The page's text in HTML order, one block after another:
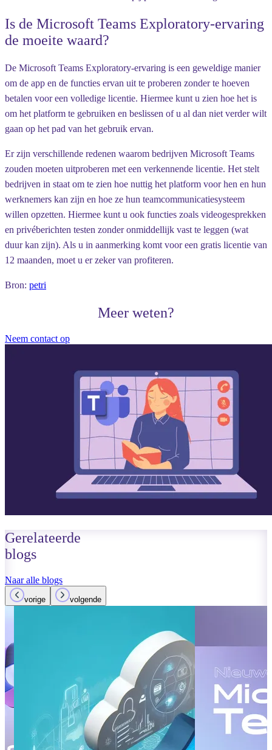
Is de Microsoft Teams Exploratory-ervaring
de moeite waard?
De Microsoft Teams Exploratory-ervaring is een geweldige manier
om de app en de functies ervan uit te proberen zonder te hoeven
betalen voor een volledige licentie. Hiermee kunt u zien hoe het is
om het platform te gebruiken en beslissen of u al dan niet verder wilt
gaan op het pad van het gebruik ervan.
Er zijn verschillende redenen waarom bedrijven Microsoft Teams
zouden moeten uitproberen met een verkennende licentie. Het stelt
bedrijven in staat om te zien hoe nuttig het platform voor hen en hun
werknemers kan zijn en hoe ze hun teamcommunicatiesysteem
willen opzetten. Hiermee kunt u ook functies zoals videogesprekken
en privéberichten testen zonder onmiddellijk vast te leggen (wat
duur kan zijn). Als u in aanmerking komt voor een gratis licentie van
12 maanden, moet u er zeker van profiteren.
Bron: petri
Meer weten?
Neem contact op
Gerelateerde
blogs
Naar alle blogs
vorige volgende